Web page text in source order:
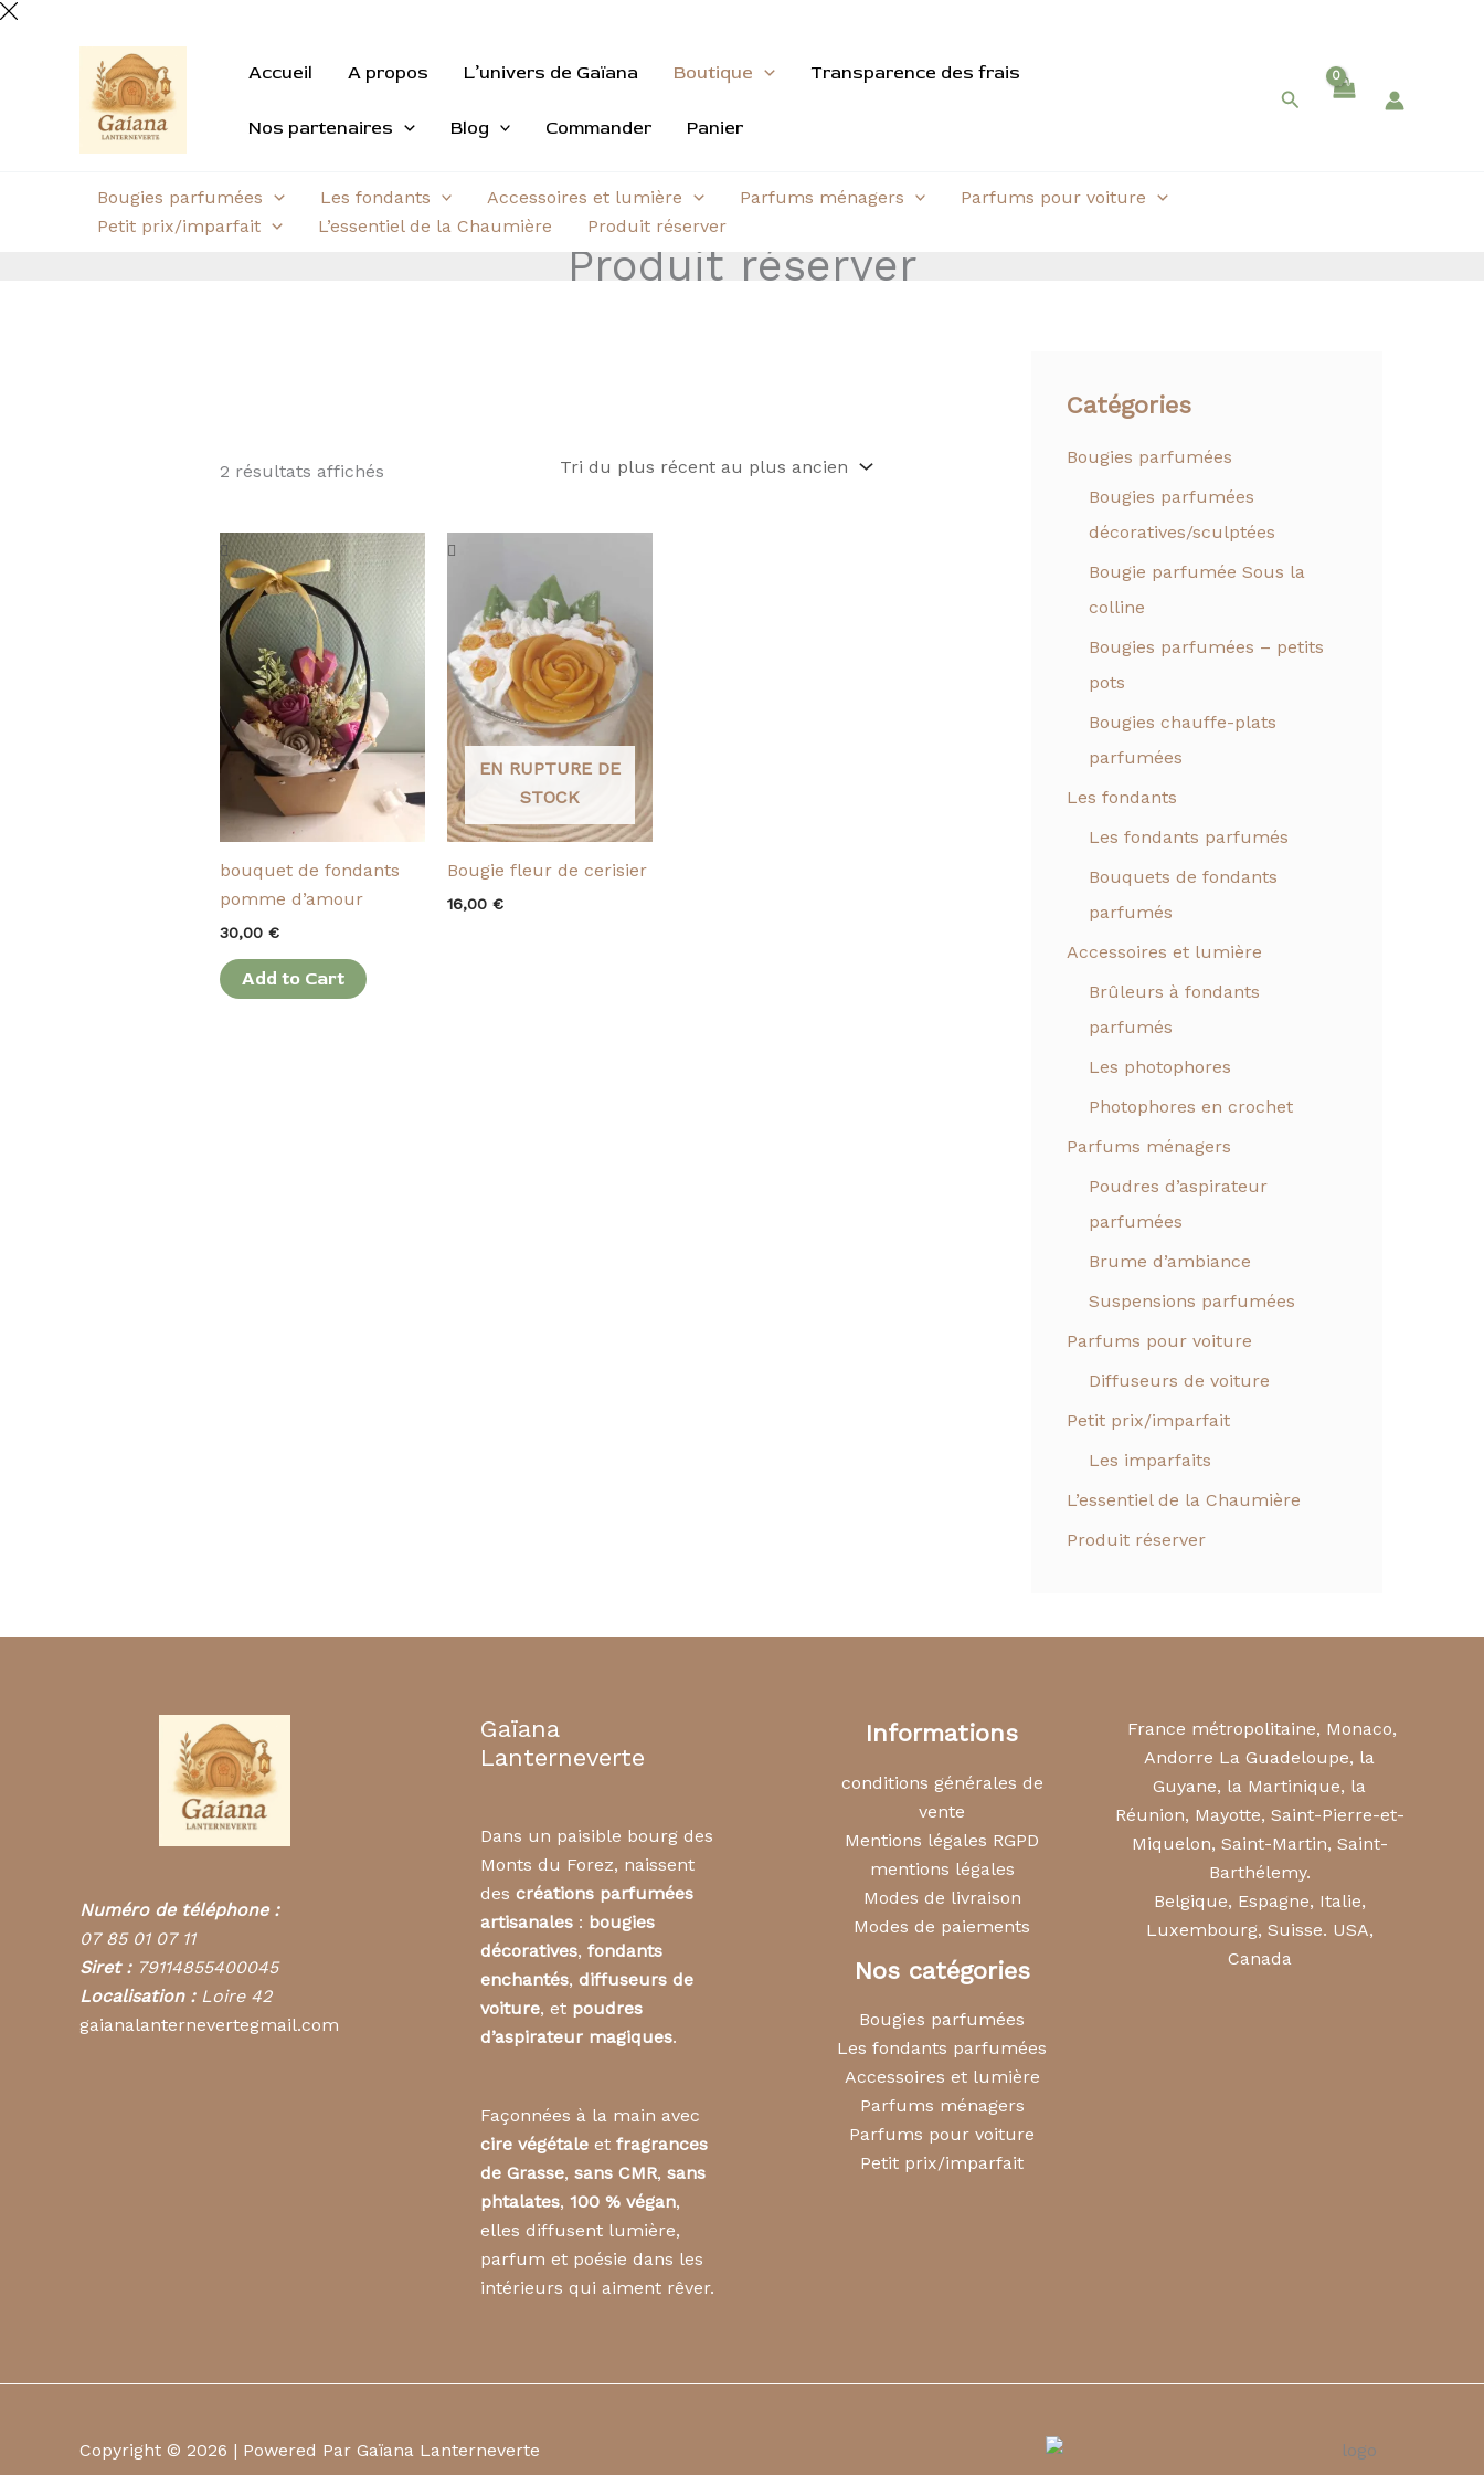
Aller
Accueil A propos L’univers de Gaïana Boutique Transparence des frais
Nos partenaires Blog Commander Panier
Rechercher
Bougies parfumées Les fondants Accessoires et lumière Parfums ménagers
Parfums pour voiture
Petit prix/imparfait
L’essentiel de la Chaumière Produit réserver
Produit réserver
2 résultats affichés
plus
récent
plus
bouquet de fondants
pomme d’amour
30,00 €
Add to Cart
EN RUPTURE DE
STOCK
Bougie fleur de cerisier
16,00 €
Catégories
Bougies parfumées
Bougies parfumées
décoratives/sculptées
Bougie parfumée Sous la
colline
Bougies parfumées – petits
pots
Bougies chauffe-plats
parfumées
Les fondants
Les fondants parfumés
Bouquets de fondants
parfumés
Accessoires et lumière
Brûleurs à fondants
parfumés
Les photophores
Photophores en crochet
Parfums ménagers
Poudres d’aspirateur
parfumées
Brume d’ambiance
Suspensions parfumées
Parfums pour voiture
Diffuseurs de voiture
Petit prix/imparfait
Les imparfaits
L’essentiel de la Chaumière
Produit réserver
Numéro de téléphone :
07 85 01 07 11
Siret : 79114855400045
Localisation :Loire 42
gaianalanternevertegmail.com
Gaïana
Lanterneverte
Dans un paisible bourg des
Monts du Forez, naissent
des créations parfumées
artisanales: bougies
décoratives, fondants
enchantés, diffuseurs de
voiture, et poudres
d’aspirateur magiques.
Façonnées à la main avec
cire végétaleet fragrances
de Grasse, sans CMR, sans
phtalates, 100 % végan,
elles diffusent lumière,
parfum et poésie dans les
intérieurs qui aiment rêver.
Informations
conditions générales de
vente
Mentions légales RGPD
mentions légales
Modes de livraison
Modes de paiements
Nos catégories
Bougies parfumées
Les fondants parfumées
Accessoires et lumière
Parfums ménagers
Parfums pour voiture
Petit prix/imparfait
France métropolitaine, Monaco,
Andorre La Guadeloupe, la
Guyane, la Martinique, la
Réunion, Mayotte, Saint-Pierre-et-
Miquelon, Saint-Martin, Saint-
Barthélemy.
Belgique, Espagne, Italie,
Luxembourg, Suisse. USA,
Canada
Copyright © 2026 | Powered Par Gaïana Lanterneverte